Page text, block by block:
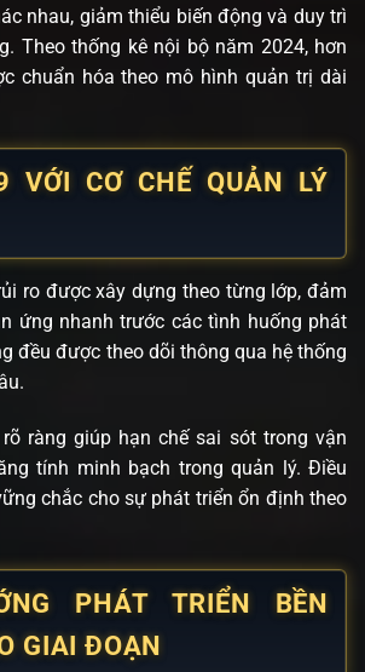
nhau, giảm thiểu biến động và duy trì
Theo thống kê nội bộ năm 2024, hơn
chuẩn hóa theo mô hình quản trị dài
VỚI CƠ CHẾ QUẢN LÝ
ro được xây dựng theo từng lớp, đảm
ứng nhanh trước các tình huống phát
đều được theo dõi thông qua hệ thống
ràng giúp hạn chế sai sót trong vận
tính minh bạch trong quản lý. Điều
chắc cho sự phát triển ổn định theo
PHÁT TRIỂN BỀN
GIAI ĐOẠN